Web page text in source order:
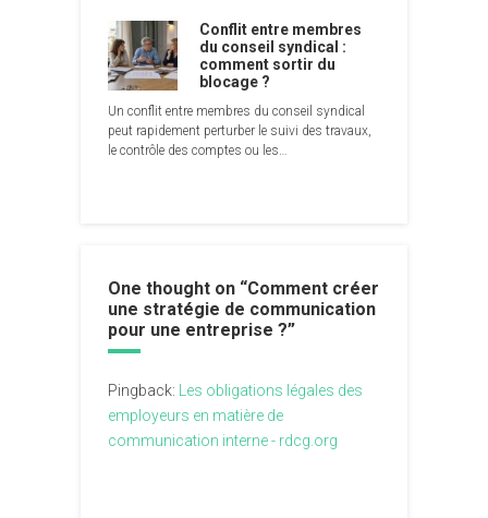
Conflit entre membres
du conseil syndical :
comment sortir du
blocage ?
Un conflit entre membres du conseil syndical
peut rapidement perturber le suivi des travaux,
le contrôle des comptes ou les…
One thought on “Comment créer
une stratégie de communication
pour une entreprise ?”
Pingback:
Les obligations légales des
employeurs en matière de
communication interne - rdcg.org